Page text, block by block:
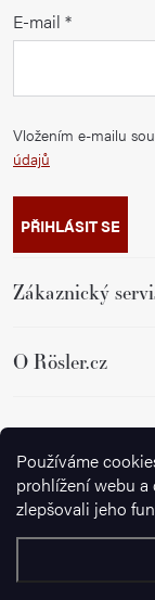
Používáme
prohlížení webu a
zlepšovali jeho
E-mail
Vložením e-mailu
údajů
PŘIHLÁSIT SE
Zákaznický
O Rösler.cz